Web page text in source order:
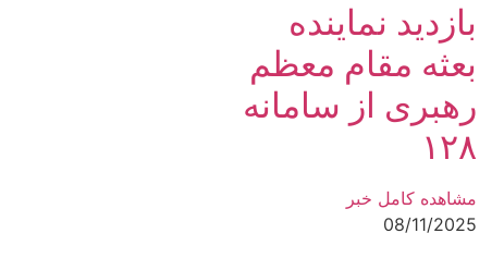
بازدید نماینده
بعثه مقام معظم
رهبری از سامانه
۱۲۸
مشاهده کامل خبر
08/11/2025